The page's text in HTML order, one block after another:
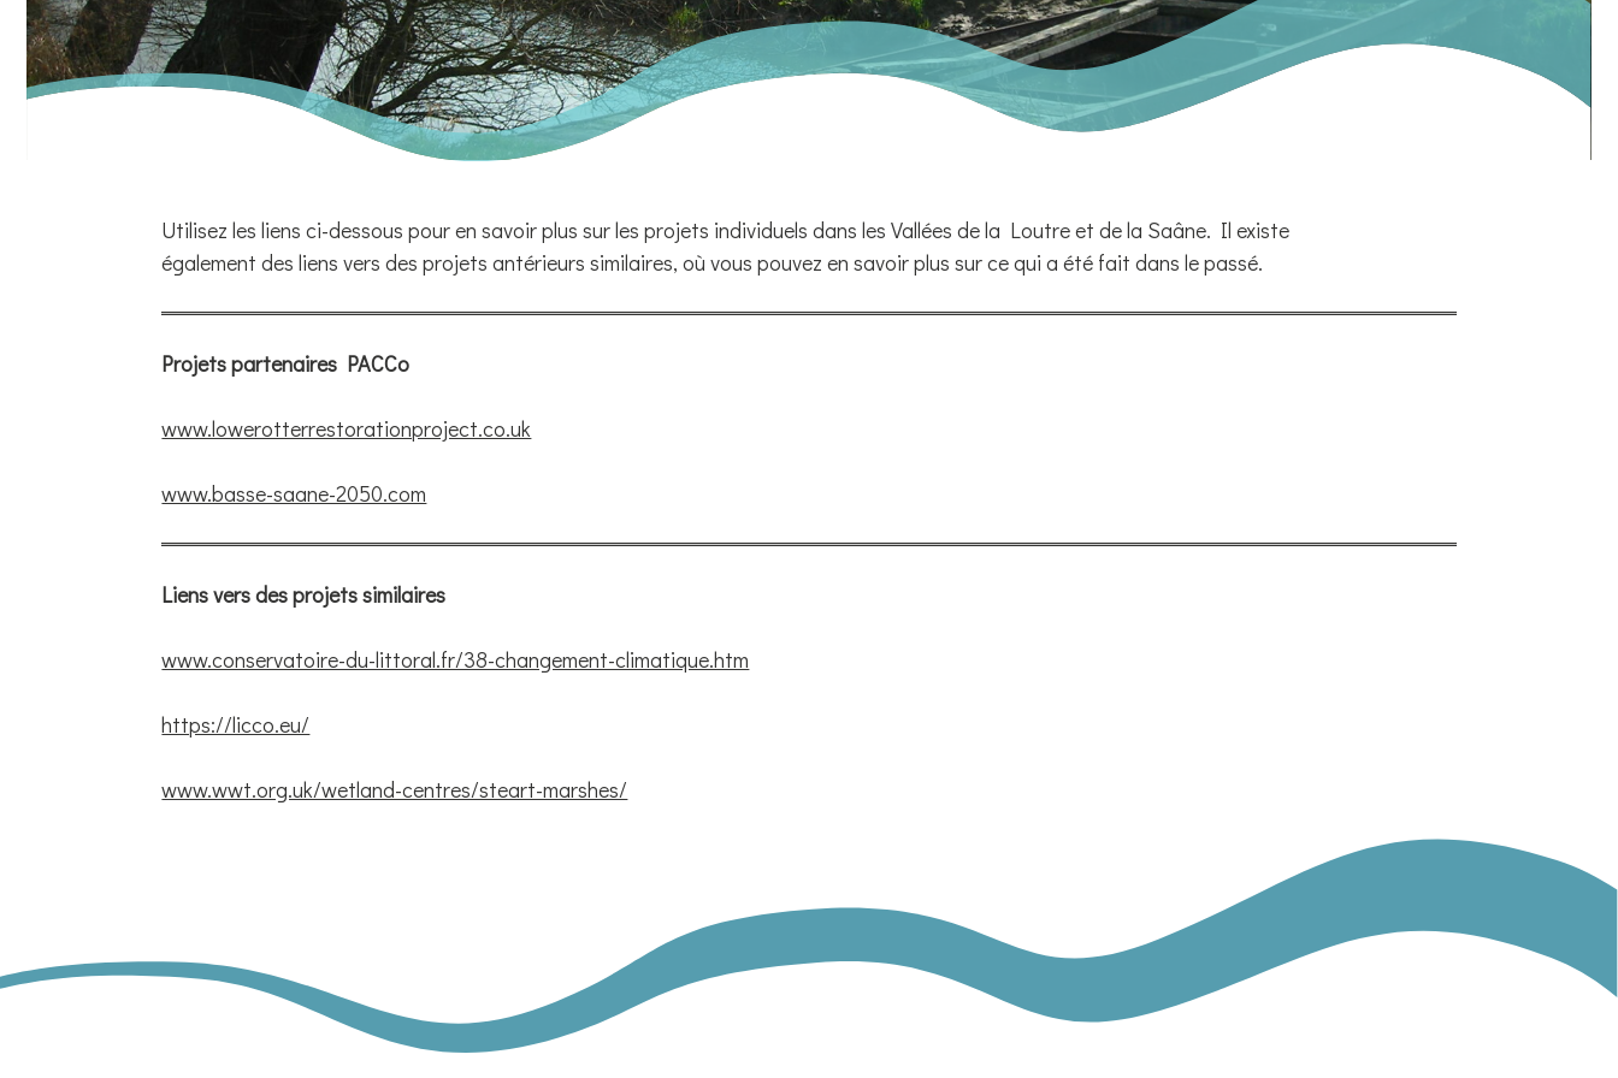
Utilisez les liens ci-dessous pour en savoir plus sur les projets individuels dans les Vallées de la Loutre et de la Saâne. Il existe
également des liens vers des projets antérieurs similaires, où vous pouvez en savoir plus sur ce qui a été fait dans le passé.
Projets partenaires PACCo
www.lowerotterrestorationproject.co.uk
www.basse-saane-2050.com
Liens vers des projets similaires
www.conservatoire-du-littoral.fr/38-changement-climatique.htm
https://licco.eu/
www.wwt.org.uk/wetland-centres/steart-marshes/